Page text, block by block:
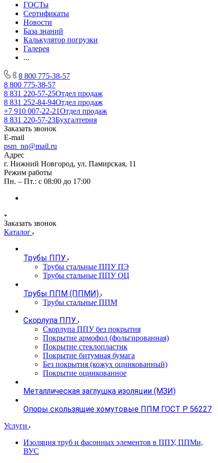
ГОСТы
Сертификаты
Новости
База знаний
Калькулятор погрузки
Галерея
...
8 800 775-38-57
8 800 775-38-57
8 831 220-57-25Отдел продаж
8 831 252-84-94Отдел продаж
+7 910 007-22-21Отдел продаж
8 831 220-57-23Бухгалтерия
Заказать звонок
E-mail
psm_nn@mail.ru
Адрес
г. Нижний Новгород, ул. Памирская, 11
Режим работы
Пн. – Пт.: с 08:00 до 17:00
Заказать звонок
Каталог
Трубы ППУ
Трубы стальные ППУ ПЭ
Трубы стальные ППУ ОЦ
Трубы ППМ (ППМИ)
Трубы стальные ППМ
Скорлупа ППУ
Скорлупа ППУ без покрытия
Покрытие армофол (фольгированная)
Покрытие стеклопластик
Покрытие битумная бумага
Без покрытия (кожух оцинкованный)
Покрытие оцинкованное
Металлическая заглушка изоляции (МЗИ)
Опоры скользящие хомутовые ППМ ГОСТ Р 56227
Услуги
Изоляция труб и фасонных элементов в ППУ, ППМи,
ВУС